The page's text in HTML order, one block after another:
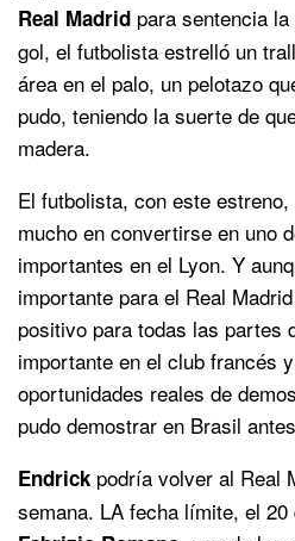
Real Madrid para sentencia
gol, el futbolista estrelló un
área en el palo, un pelotazo
pudo, teniendo la suerte de
madera.
El futbolista, con este
mucho en convertirse en uno
importantes en el Lyon. Y
importante para el Real
positivo para todas las partes
importante en el club francés
oportunidades reales de
pudo demostrar en Brasil
Endrick podría volver al Real
semana. LA fecha límite, el